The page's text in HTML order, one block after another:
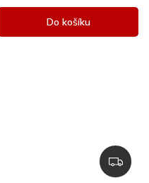
Do košíku
Z
D